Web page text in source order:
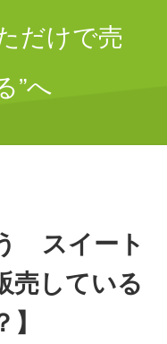
だけで売
”へ
スイート
している